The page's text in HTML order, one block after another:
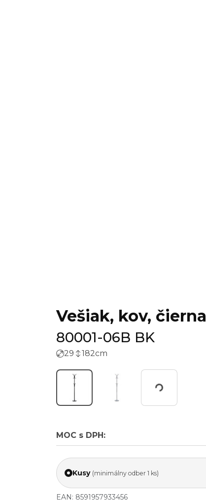
Vešiak, kov,
80001-06B BK
29 182cm
Working...
MOC s DPH:
Kusy (minimálny odber 1 ks)
EAN: 8591957933456